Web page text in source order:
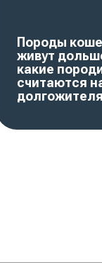
Породы
живут
какие
считаются